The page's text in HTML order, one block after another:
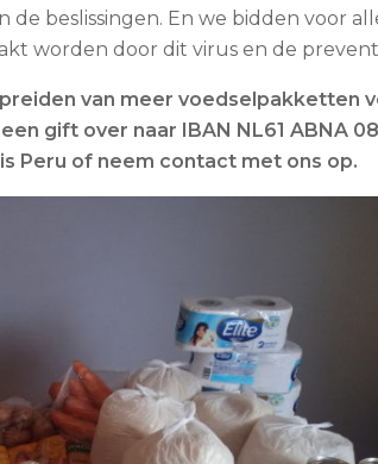
de beslissingen. En we bidden voor
worden door dit virus en de
van meer voedselpakketten
gift over naar IBAN NL61 ABNA
Peru of neem contact met ons op.